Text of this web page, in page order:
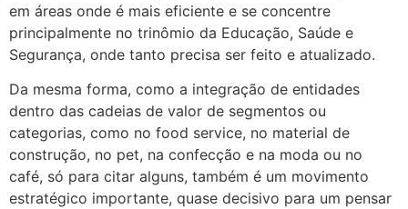
em áreas onde é mais eficiente e se concentre
principalmente no trinômio da Educação, Saúde e
Segurança, onde tanto precisa ser feito e atualizado.
Da mesma forma, como a integração de entidades
dentro das cadeias de valor de segmentos ou
categorias, como no food service, no material de
construção, no pet, na confecção e na moda ou no
café, só para citar alguns, também é um movimento
estratégico importante, quase decisivo para um pensar